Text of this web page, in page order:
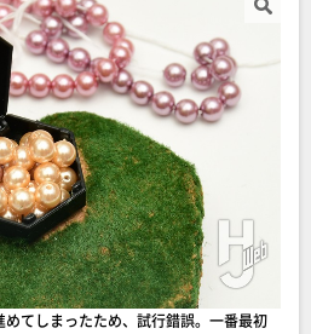
てしまったため、試行錯誤。一番最初